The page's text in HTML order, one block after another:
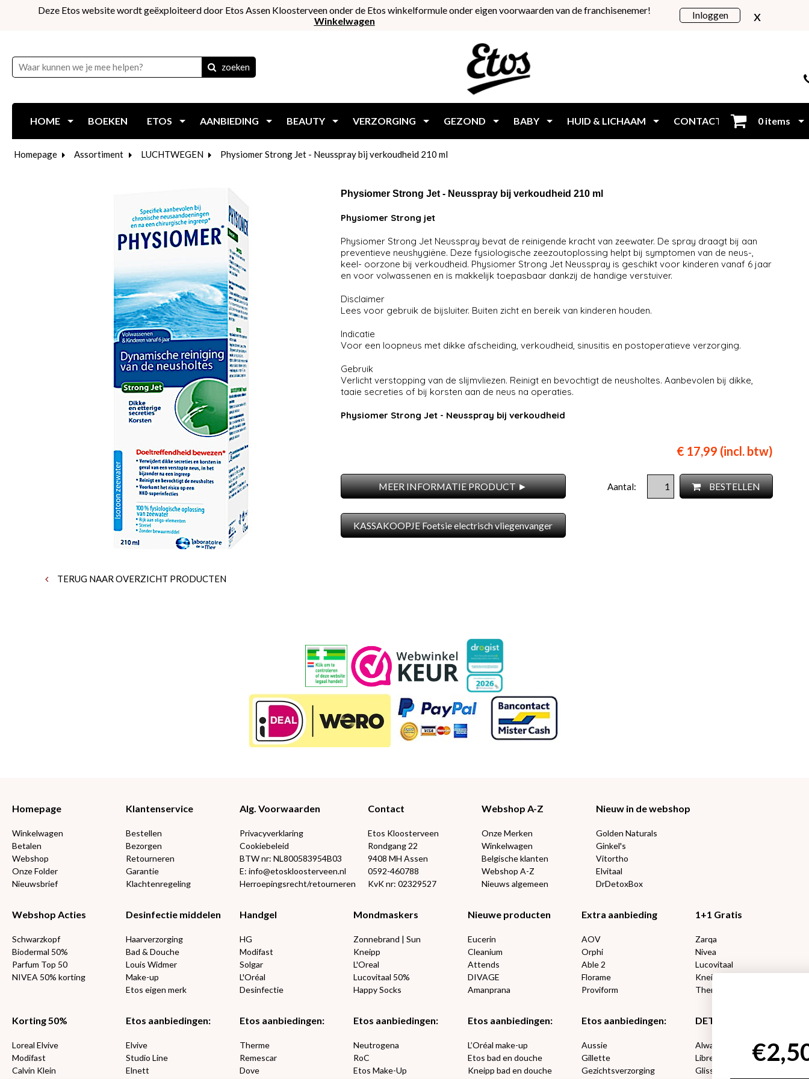
Deze Etos website wordt geëxploiteerd door Etos Assen Kloosterveen onder de Etos winkelformule onder eigen voorwaarden van de franchisenemer!
Winkelwagen
Inloggen x
zoeken
HOME BOEKEN ETOS AANBIEDING BEAUTY VERZORGING GEZOND BABY HUID & LICHAAM CONTACT Inloggen
0 items
Homepage Assortiment LUCHTWEGEN Physiomer Strong Jet - Neusspray bij verkoudheid 210 ml
TERUG NAAR OVERZICHT PRODUCTEN
Physiomer Strong Jet - Neusspray bij verkoudheid 210 ml
Phy­sio­mer Strong jet
Physiomer Strong Jet Neusspray bevat de reinigende kracht van zeewater. De spray draagt bij aan
preventieve neushygiëne. Deze fysiologische zeezoutoplossing helpt bij symptomen van de neus-,
keel- oorzone bij verkoudheid. Physiomer Strong Jet Neusspray is geschikt voor kinderen vanaf 6 jaar
en voor volwassenen en is makkelijk toepasbaar dankzij de handige verstuiver.
Disclaimer
Lees voor gebruik de bijsluiter. Buiten zicht en bereik van kinderen houden.
Indicatie
Voor een loopneus met dikke afscheiding, verkoudheid, sinusitis en postoperatieve verzorging.
Gebruik
Verlicht verstopping van de slijmvliezen. Reinigt en bevochtigt de neusholtes. Aanbevolen bij dikke,
taaie secreties of bij korsten aan de neus na operaties.
Physiomer Strong Jet - Neusspray bij verkoudheid
€ 17,99 (incl. btw)
Aantal: BESTELLEN
MEER INFORMATIE PRODUCT ►
KASSAKOOPJE Foetsie electrisch vliegenvanger
Homepage
Winkelwagen
Betalen
Webshop
Onze Folder
Nieuwsbrief
Klantenservice
Bestellen
Bezorgen
Retourneren
Garantie
Klachtenregeling
Alg. Voorwaarden
Privacyverklaring
Cookiebeleid
BTW nr: NL800583954B03
E: info@etoskloosterveen.nl
Herroepingsrecht/retourneren
Contact
Etos Kloosterveen
Rondgang 22
9408 MH Assen
0592-460788
KvK nr: 02329527
Webshop A-Z
Onze Merken
Winkelwagen
Belgische klanten
Webshop A-Z
Nieuws algemeen
Nieuw in de webshop
Golden Naturals
Ginkel's
Vitortho
Elvitaal
DrDetoxBox
Webshop Acties
Schwarzkopf
Biodermal 50%
Parfum Top 50
NIVEA 50% korting
Desinfectie middelen
Haarverzorging
Bad & Douche
Louis Widmer
Make-up
Etos eigen merk
Handgel
HG
Modifast
Solgar
L'Oréal
Desinfectie
Mondmaskers
Zonnebrand | Sun
Kneipp
L'Oreal
Lucovitaal 50%
Happy Socks
Nieuwe producten
Eucerin
Cleanium
Attends
DIVAGE
Amanprana
Extra aanbieding
AOV
Orphi
Able 2
Florame
Proviform
1+1 Gratis
Zarqa
Nivea
Lucovitaal
Kneipp
Therme
Korting 50%
Loreal Elvive
Modifast
Calvin Klein
Etos aanbiedingen:
Elvive
Studio Line
Elnett
Etos aanbiedingen:
Therme
Remescar
Dove
Etos aanbiedingen:
Neutrogena
RoC
Etos Make-Up
Etos aanbiedingen:
L’Oréal make-up
Etos bad en douche
Kneipp bad en douche
Etos aanbiedingen:
Aussie
Gillette
Gezichtsverzorging
DETOXEN
Always
Libresse
Gliss Kur
€2,50 korting?